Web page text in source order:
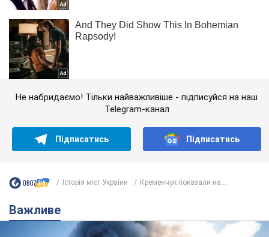
Не набридаємо! Тільки найважливіше - підписуйся на наш
Telegram-канал
Підписатись Підписатись
Історія міст України Кременчук показали на...
Важливе